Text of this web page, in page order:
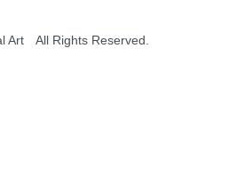
Art All Rights Reserved.